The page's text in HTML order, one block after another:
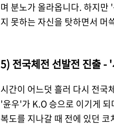
며 분노가 올라옵니다. 하지
지 못하는 자신을 탓하면서 머
5) 전국체전 선발전 진출 -
시간이 어느덧 흘러 다시 전국
'윤우'가 K.O 승으로 이기게
복도를 지나갈 때 전에 있던 코